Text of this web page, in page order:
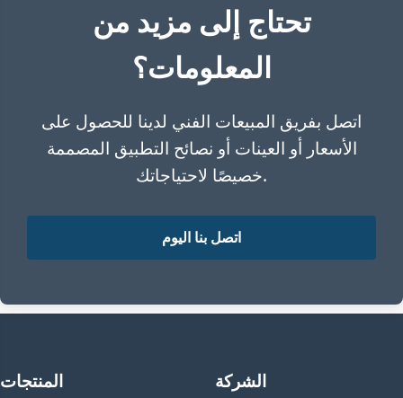
تحتاج إلى مزيد من
المعلومات؟
اتصل بفريق المبيعات الفني لدينا للحصول على
الأسعار أو العينات أو نصائح التطبيق المصممة
خصيصًا لاحتياجاتك.
اتصل بنا اليوم
المنتجات الشركة